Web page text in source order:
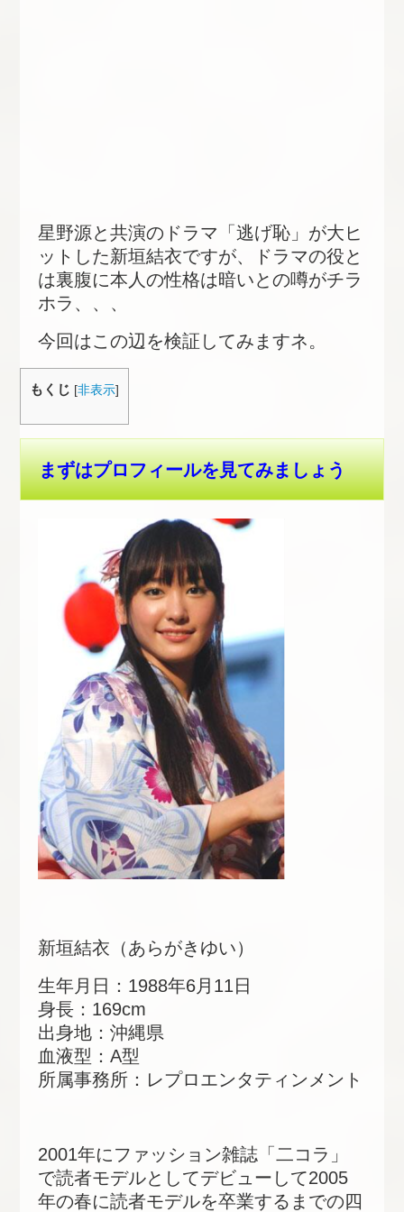
星野源と共演のドラマ「逃げ恥」が大ヒ
ットした新垣結衣ですが、ドラマの役と
は裏腹に本人の性格は暗いとの噂がチラ
ホラ、、、
今回はこの辺を検証してみますネ。
もくじ [非表示]
まずはプロフィールを見てみましょう
新垣結衣（あらがきゆい）
生年月日：1988年6月11日
身長：169cm
出身地：沖縄県
血液型：A型
所属事務所：レプロエンタティンメント
2001年にファッション雑誌「二コラ」
で読者モデルとしてデビューして2005
年の春に読者モデルを卒業するまでの四